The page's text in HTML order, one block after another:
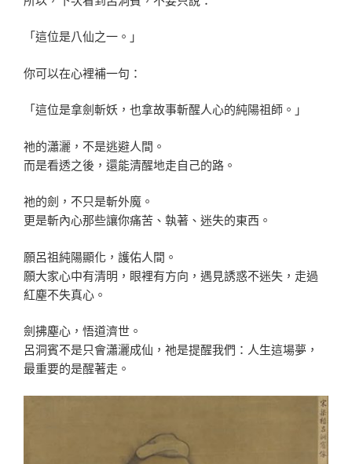
「這位是八仙之一。」
你可以在心裡補一句：
「這位是拿劍斬妖，也拿故事斬醒人心的純陽祖師。」
祂的瀟灑，不是逃避人間。
而是看透之後，還能清醒地走自己的路。
祂的劍，不只是斬外魔。
更是斬內心那些讓你痛苦、執著、迷失的東西。
願呂祖純陽顯化，護佑人間。
願大家心中有清明，眼裡有方向，遇見誘惑不迷失，走過
紅塵不失真心。
劍拂塵心，悟道濟世。
呂洞賓不是只會瀟灑成仙，祂是提醒我們：人生這場夢，
最重要的是醒著走。